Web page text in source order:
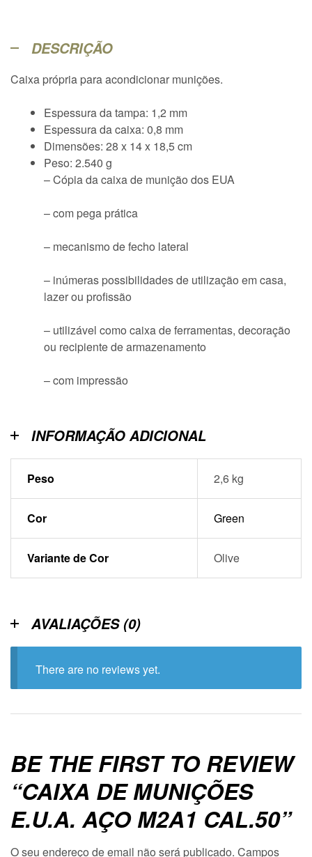
DESCRIÇÃO
Caixa própria para acondicionar munições.
Espessura da tampa: 1,2 mm
Espessura da caixa: 0,8 mm
Dimensões: 28 x 14 x 18,5 cm
Peso: 2.540 g
– Cópia da caixa de munição dos EUA
– com pega prática
– mecanismo de fecho lateral
– inúmeras possibilidades de utilização em casa,
lazer ou profissão
– utilizável como caixa de ferramentas, decoração
ou recipiente de armazenamento
– com impressão
INFORMAÇÃO ADICIONAL
Peso 2,6 kg
Cor Green
Variante de Cor Olive
AVALIAÇÕES (0)
There are no reviews yet.
BE THE FIRST TO REVIEW
“CAIXA DE MUNIÇÕES
E.U.A. AÇO M2A1 CAL.50”
O seu endereço de email não será publicado. Campos